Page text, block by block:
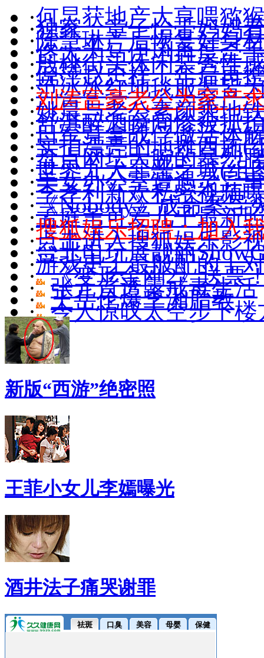
·何炅获地产大亨喂猕
·独家：章子怡带妈妈
·陈慧琳产后恢复好身
·佟大为马伊琍再度牵
·殷桃街头休闲装秀性
·倪萍赵忠祥十年后再
·范冰冰红地毯服装皆
·刘涛富豪老公为家产
·姚晨与老公素颜乘地
·舒淇醉酒瞬间惨被抓
·日军竟拿战俘做活体
·实拍漂亮的地摊西施(
·盘点网坛大腕的暴烈
·世界九大罪恶之城(组
·美女办公室遭遇灵异
·李孝利新欢私密视频
·《Nobody》成命案导
·孟庭苇可爱儿子最新
·搜狐娱乐招聘：加入
·点击进入搜狐娱乐影
·台北电玩展靓丽
·游戏史上最般配的十
· 《变形金刚2》送票
· 张元首透露戒毒生活
· 王岳伦爆李湘胎教
· 令人惊叹太空步下楼
新版“西游”绝密照
王菲小女儿李嫣曝光
酒井法子痛哭谢罪